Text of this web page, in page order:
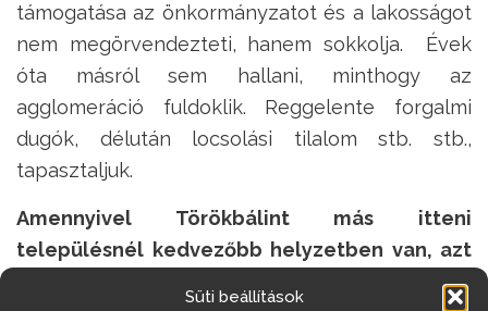
Süti beállítások
támogatása az önkormányzatot és a lakosságot
nem megörvendezteti, hanem sokkolja. Évek
óta másról sem hallani, minthogy az
agglomeráció fuldoklik. Reggelente forgalmi
dugók, délután locsolási tilalom stb. stb.,
tapasztaljuk.
Amennyivel Törökbálint más itteni
településnél kedvezőbb helyzetben van, azt
saját magának, az itteni civil ellenállásnak